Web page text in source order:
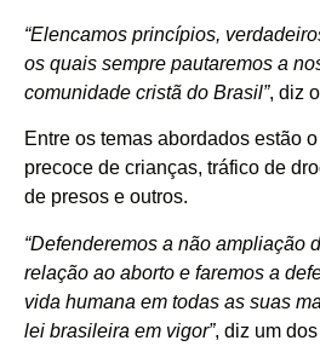
“Elencamos princípios,
os quais sempre pautaremos a
comunidade cristã do Brasil”, diz
Entre os temas abordados estão
precoce de crianças, tráfico de
de presos e outros.
“Defenderemos a não ampliação
relação ao aborto e faremos a
vida humana em todas as suas
lei brasileira em vigor”, diz um